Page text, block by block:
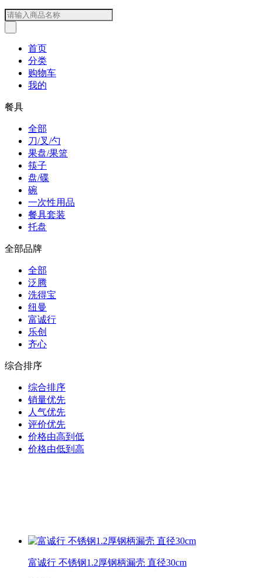
首页
分类
购物车
我的
餐具
全部
刀/叉/勺
果盘/果篮
筷子
盘/碟
碗
一次性用品
餐具套装
托盘
全部品牌
全部
泛腾
洗得宝
纽曼
富诚行
乐创
齐心
综合排序
综合排序
销量优先
人气优先
评价优先
价格由高到低
价格由低到高
富诚行 不锈钢1.2厚钢柄漏壳 直径30cm